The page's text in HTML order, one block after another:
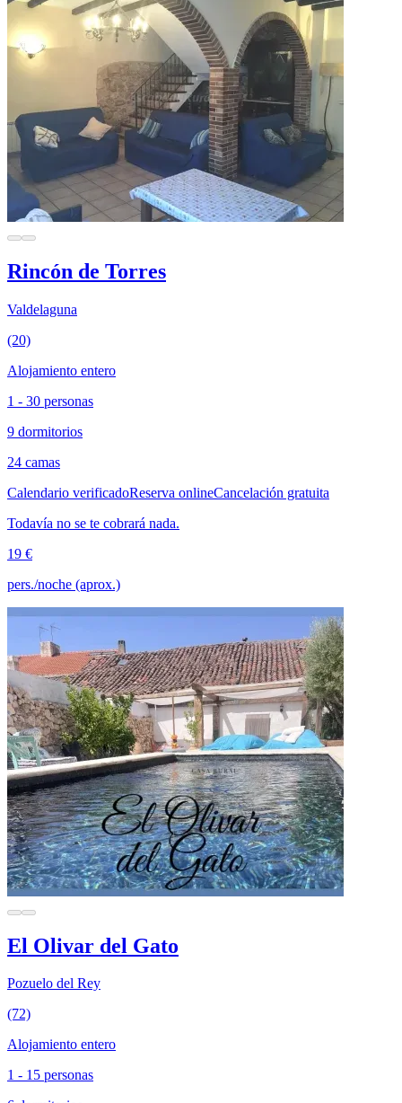
Rincón de Torres
Valdelaguna
(20)
Alojamiento entero
1 - 30 personas
9 dormitorios
24 camas
Calendario verificadoReserva onlineCancelación gratuita
Todavía no se te cobrará nada.
19 €
pers./noche (aprox.)
El Olivar del Gato
Pozuelo del Rey
(72)
Alojamiento entero
1 - 15 personas